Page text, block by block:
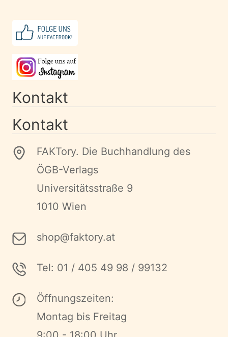
Kontakt
Kontakt
FAKTory. Die Buchhandlung des
ÖGB-Verlags
Universitätsstraße 9
1010 Wien
shop@faktory.at
Tel: 01 / 405 49 98 / 99132
Öffnungszeiten:
Montag bis Freitag